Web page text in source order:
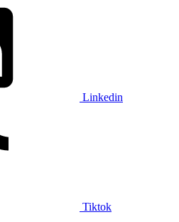
Linkedin
Tiktok